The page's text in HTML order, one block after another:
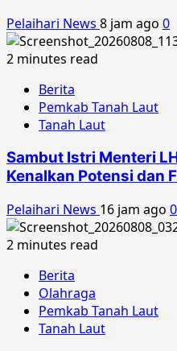
Pelaihari News 8 jam ago 0
2 minutes read
Berita
Pemkab Tanah Laut
Tanah Laut
Sambut Istri Menteri
Kenalkan Potensi dan
Pelaihari News 16 jam ago 0
2 minutes read
Berita
Olahraga
Pemkab Tanah Laut
Tanah Laut